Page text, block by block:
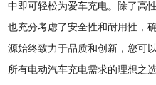
中即可轻松为爱车充电。除了高
也充分考虑了安全性和耐用性，
源始终致力于品质和创新，您可
所有电动汽车充电需求的理想之